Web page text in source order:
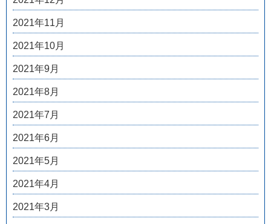
2021年11月
2021年10月
2021年9月
2021年8月
2021年7月
2021年6月
2021年5月
2021年4月
2021年3月